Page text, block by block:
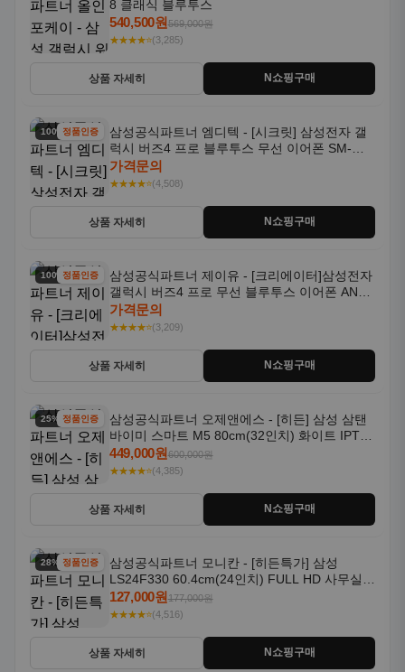
8 클래식 블루투스
540,500원569,000원
★★★★⭐(3,285)
상품 자세히 N쇼핑구매
100% 할인
정품인증
삼성공식파트너 엠디텍 - [시크릿] 삼성전자 갤
럭시 버즈4 프로 블루투스 무선 이어폰 SM-
R640N
가격문의
★★★★⭐(4,508)
상품 자세히 N쇼핑구매
100% 할인
정품인증
삼성공식파트너 제이유 - [크리에이터]삼성전자
갤럭시 버즈4 프로 무선 블루투스 이어폰 ANC
SM-R640N
가격문의
★★★★⭐(3,209)
상품 자세히 N쇼핑구매
25% 할인정품인증
삼성공식파트너 오제앤에스 - [히든] 삼성 삼탠
바이미 스마트 M5 80cm(32인치) 화이트 IPTV
OTT 패키지
449,000원600,000원
★★★★⭐(4,385)
상품 자세히 N쇼핑구매
28% 할인정품인증
삼성공식파트너 모니칸 - [히든특가] 삼성
LS24F330 60.4cm(24인치) FULL HD 사무실/
컴퓨터 모니터
127,000원177,000원
★★★★⭐(4,516)
상품 자세히 N쇼핑구매